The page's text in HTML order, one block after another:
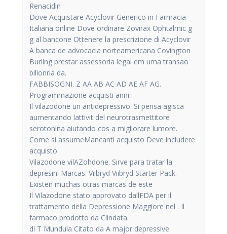
Renacidin
Dove Acquistare Acyclovir Generico in Farmacia
Italiana online Dove ordinare Zovirax Ophtalmic g
g al bancone Ottenere la prescrizione di Acyclovir
A banca de advocacia norteamericana Covington
Burling prestar assessoria legal em uma transao
bilionria da.
FABBISOGNI. Z AA AB AC AD AE AF AG.
Programmazione acquisti anni .
Il vilazodone un antidepressivo. Si pensa agisca
aumentando lattivit del neurotrasmettitore
serotonina aiutando cos a migliorare lumore.
Come si assumeMancanti acquisto Deve includere
acquisto
Vilazodone vilAZohdone. Sirve para tratar la
depresin. Marcas. Viibryd Viibryd Starter Pack.
Existen muchas otras marcas de este
Il Vilazodone stato approvato dallFDA per il
trattamento della Depressione Maggiore nel . Il
farmaco prodotto da Clindata.
di T Mundula Citato da A major depressive